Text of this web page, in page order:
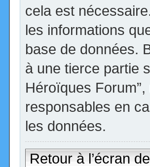
cela est
les informations
base de données.
à une tierce partie
Héroïques
responsables en
les données.
Retour à l’écran